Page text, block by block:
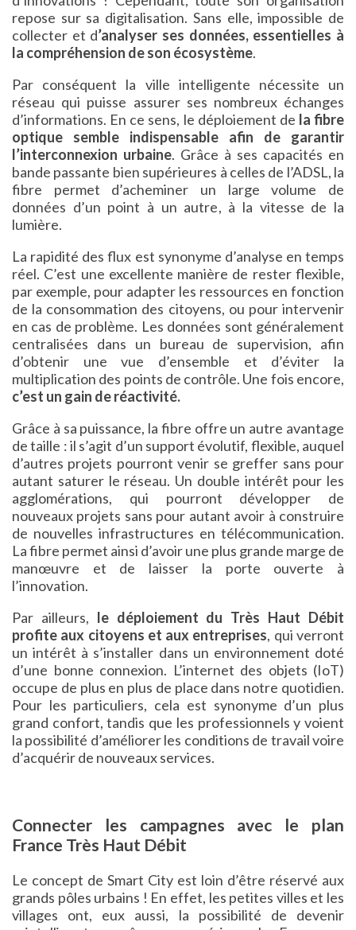
repose sur sa digitalisation. Sans elle, impossible de
collecter et d’analyser ses données, essentielles à
la compréhension de son écosystème.
Par conséquent la ville intelligente nécessite un
réseau qui puisse assurer ses nombreux échanges
d’informations. En ce sens, le déploiement de la fibre
optique semble indispensable afin de garantir
l’interconnexion urbaine. Grâce à ses capacités en
bande passante bien supérieures à celles de l’ADSL, la
fibre permet d’acheminer un large volume de
données d’un point à un autre, à la vitesse de la
lumière.
La rapidité des flux est synonyme d’analyse en temps
réel. C’est une excellente manière de rester flexible,
par exemple, pour adapter les ressources en fonction
de la consommation des citoyens, ou pour intervenir
en cas de problème. Les données sont généralement
centralisées dans un bureau de supervision, afin
d’obtenir une vue d’ensemble et d’éviter la
multiplication des points de contrôle. Une fois encore,
c’est un gain de réactivité.
Grâce à sa puissance, la fibre offre un autre avantage
de taille : il s’agit d’un support évolutif, flexible, auquel
d’autres projets pourront venir se greffer sans pour
autant saturer le réseau. Un double intérêt pour les
agglomérations, qui pourront développer de
nouveaux projets sans pour autant avoir à construire
de nouvelles infrastructures en télécommunication.
La fibre permet ainsi d’avoir une plus grande marge de
manœuvre et de laisser la porte ouverte à
l’innovation.
Par ailleurs, le déploiement du Très Haut Débit
profite aux citoyens et aux entreprises, qui verront
un intérêt à s’installer dans un environnement doté
d’une bonne connexion. L’internet des objets (IoT)
occupe de plus en plus de place dans notre quotidien.
Pour les particuliers, cela est synonyme d’un plus
grand confort, tandis que les professionnels y voient
la possibilité d’améliorer les conditions de travail voire
d’acquérir de nouveaux services.
Connecter les campagnes avec le plan
France Très Haut Débit
Le concept de Smart City est loin d’être réservé aux
grands pôles urbains ! En effet, les petites villes et les
villages ont, eux aussi, la possibilité de devenir